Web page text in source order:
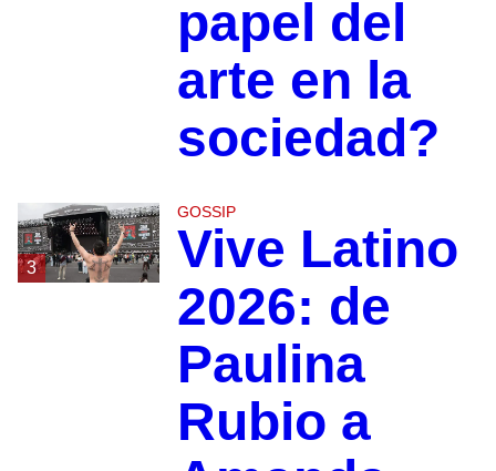
papel del
arte en la
sociedad?
3
GOSSIP
Vive Latino
2026: de
Paulina
Rubio a